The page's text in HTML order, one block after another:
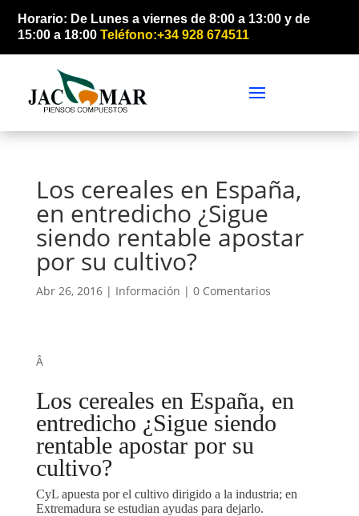
Horario: De Lunes a viernes de 8:00 a 13:00 y de
15:00 a 18:00Teléfono:+34 928 674511
Los cereales en España,
en entredicho ¿Sigue
siendo rentable apostar
por su cultivo?
Abr 26, 2016 | Información | 0 Comentarios
Â
Los cereales en España, en
entredicho ¿Sigue siendo
rentable apostar por su
cultivo?
CyL apuesta por el cultivo dirigido a la industria; en
Extremadura se estudian ayudas para dejarlo.